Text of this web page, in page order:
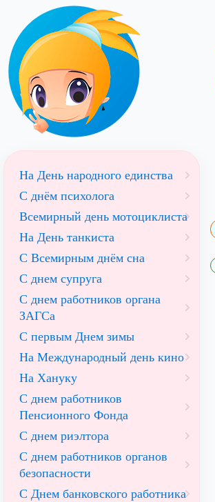
На День народного единства
С днём психолога
Всемирный день мотоциклиста
На День танкиста
С Всемирным днём сна
С днем супруга
С днем работников органа
ЗАГСа
С первым Днем зимы
На Международный день кино
На Хануку
С днем работников
Пенсионного Фонда
С днем риэлтора
С днем работников органов
безопасности
С Днем банковского работника